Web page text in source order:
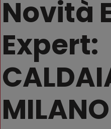
Novità
Expert:
MILANO